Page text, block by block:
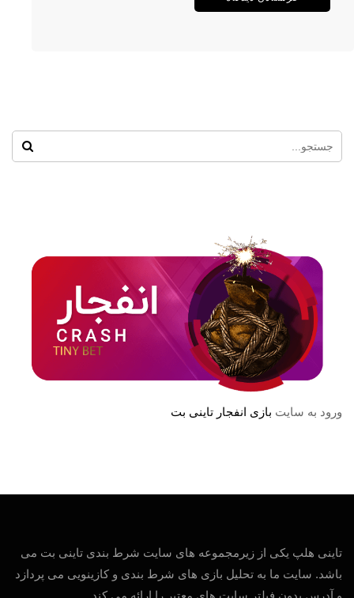
ورود به سایت بازی انفجار تاینی بت
تاینی هلپ یکی از زیرمجموعه های سایت شرط بندی تاینی بت می
باشد. سایت ما به تحلیل بازی های شرط بندی و کازینویی می پردازد
و آدرس بدون فیلتر سایت های معتبر را ارائه می کند.